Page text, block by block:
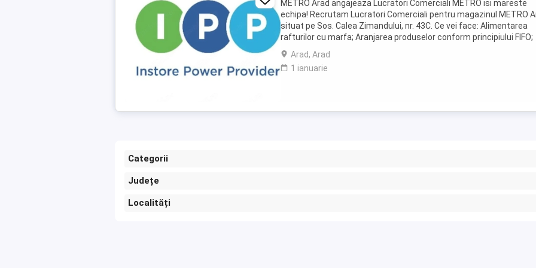
METRO Arad angajeaza Lucratori Comerciali METRO isi mareste
echipa! Recrutam Lucratori Comerciali pentru magazinul METRO
situat pe Sos. Calea Zimandului, nr. 43C. Ce vei face: Alimentarea
rafturilor cu marfa; Aranjarea produselor conform principiului FIFO;
Etichetarea produselor; Verificarea ...
Arad, Arad
1 ianuarie
Categorii
Județe
Localități